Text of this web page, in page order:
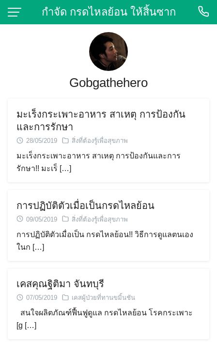
Skip
กำจัด กรดไหลย้อน ให้สิ้นซาก
Gobgathehero
มะเร็งกระเพาะอาหาร สาเหตุ การป้องกัน
และการรักษา
28/05/2019 สิ่งที่ต้องรู้เพื่อสุขภาพ
มะเร็งกระเพาะอาหาร สาเหตุ การป้องกันและการ
รักษา!! มะเร็ […]
การปฏิบัติตัวเมื่อเป็นกรดไหลย้อน
09/05/2019 สิ่งที่ต้องรู้เพื่อสุขภาพ
การปฏิบัติตัวเมื่อเป็น กรดไหลย้อน!! วิธีการดูแลตนเอง
ในก […]
เคสคุณฐิติมา จันทบุรี
07/05/2019 เคสผู้ป่วยที่ทานขมิ้นชัน
สนใจผลิตภัณฑ์ฟื้นฟูดูแล กรดไหลย้อน โรคกระเพาะ
[g […]